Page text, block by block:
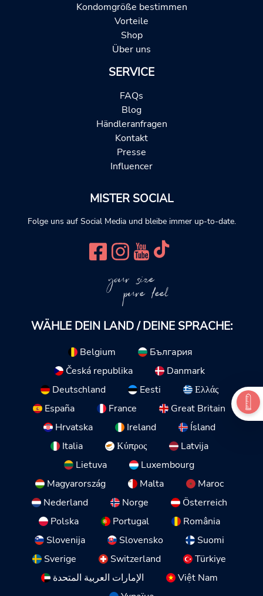
Kondomgröße bestimmen
Vorteile
Shop
Über uns
SERVICE
FAQs
Blog
Händleranfragen
Kontakt
Presse
Influencer
MISTER SOCIAL
Folge uns auf Social Media und bleibe immer up-to-date.
your size
pure feel
WÄHLE DEIN LAND / DEINE SPRACHE:
Belgium
България
Česká republika
Danmark
Deutschland
Eesti
Ελλάς
España
France
Great Britain
Hrvatska
Ireland
Ísland
Italia
Κύπρος
Latvija
Lietuva
Luxembourg
Magyarország
Malta
Maroc
Nederland
Norge
Österreich
Polska
Portugal
România
Slovenija
Slovensko
Suomi
Sverige
Switzerland
Türkiye
الإمارات العربية المتحدة
Việt Nam